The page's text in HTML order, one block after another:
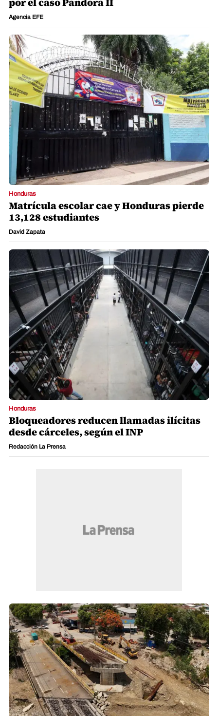
Agencia EFE
Honduras
Matrícula escolar cae y Honduras pierde
13,128 estudiantes
David Zapata
Honduras
Bloqueadores reducen llamadas ilícitas
desde cárceles, según el INP
Redacción La Prensa